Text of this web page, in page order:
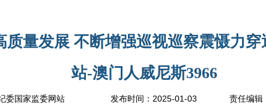
量发展 不断增强巡视巡察震慑力
站-澳门人威尼斯3966
委国家监委网站 发布时间： 2025-01-03 责任编辑